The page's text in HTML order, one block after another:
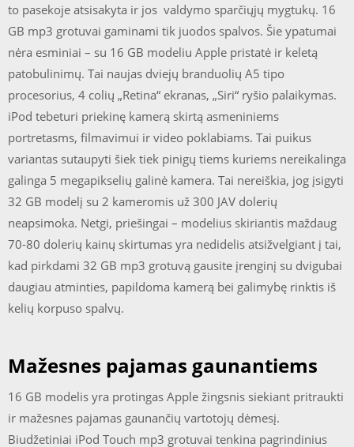
to pasekoje atsisakyta ir jos valdymo sparčiųjų mygtukų. 16
GB mp3 grotuvai gaminami tik juodos spalvos. Šie ypatumai
nėra esminiai – su 16 GB modeliu Apple pristatė ir keletą
patobulinimų. Tai naujas dviejų branduolių A5 tipo
procesorius, 4 colių „Retina“ ekranas, „Siri“ ryšio palaikymas.
iPod tebeturi priekinę kamerą skirtą asmeniniems
portretasms, filmavimui ir video poklabiams. Tai puikus
variantas sutaupyti šiek tiek pinigų tiems kuriems nereikalinga
galinga 5 megapikselių galinė kamera. Tai nereiškia, jog įsigyti
32 GB modelį su 2 kameromis už 300 JAV dolerių
neapsimoka. Netgi, priešingai – modelius skiriantis maždaug
70-80 dolerių kainų skirtumas yra nedidelis atsižvelgiant į tai,
kad pirkdami 32 GB mp3 grotuvą gausite įrenginį su dvigubai
daugiau atminties, papildoma kamerą bei galimybę rinktis iš
kelių korpuso spalvų.
Mažesnes pajamas gaunantiems
16 GB modelis yra protingas Apple žingsnis siekiant pritraukti
ir mažesnes pajamas gaunančių vartotojų dėmesį.
Biudžetiniai iPod Touch mp3 grotuvai tenkina pagrindinius